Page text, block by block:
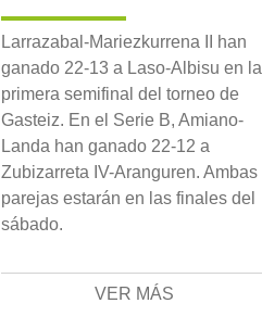
Larrazabal-Mariezkurrena II han
ganado 22-13 a Laso-Albisu en la
primera semifinal del torneo de
Gasteiz. En el Serie B, Amiano-
Landa han ganado 22-12 a
Zubizarreta IV-Aranguren. Ambas
parejas estarán en las finales del
sábado.
VER MÁS